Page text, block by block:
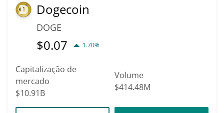
Dogecoin
DOGE
$0.07 1.70%
Capitalização de
mercado
$10.91B
Volume
$414.48M